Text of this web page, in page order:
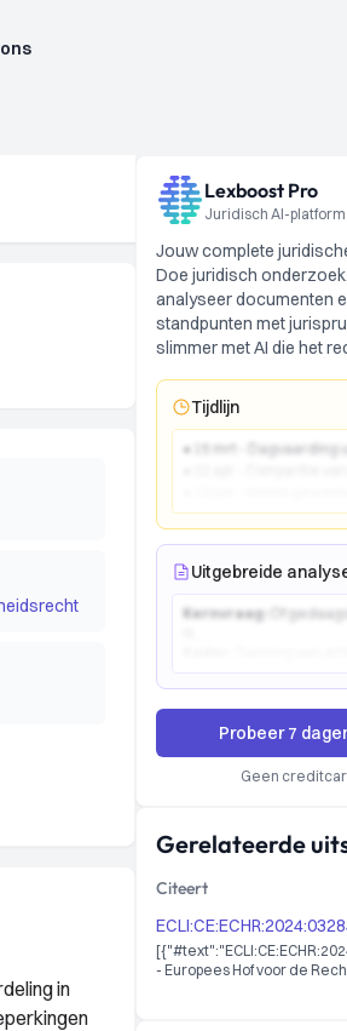
in
Lexboost Pro
Juridisch AI-platform
Jouw complete
Doe juridisch
analyseer documenten
standpunten met
slimmer met AI die het
Tijdlijn
● 15 mrt - Dagvaarding
Uitgebreide
Kernvraag:
Of
Probeer 7
Geen
Gerelateerde
Citeert
- Europees Hof voor de